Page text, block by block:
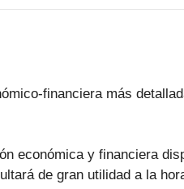
financiera más
económica y financiera
de gran utilidad a la